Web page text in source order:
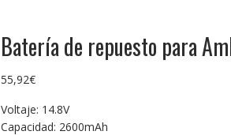
Batería de repuesto para
55,92€
Voltaje: 14.8V
Capacidad: 2600mAh